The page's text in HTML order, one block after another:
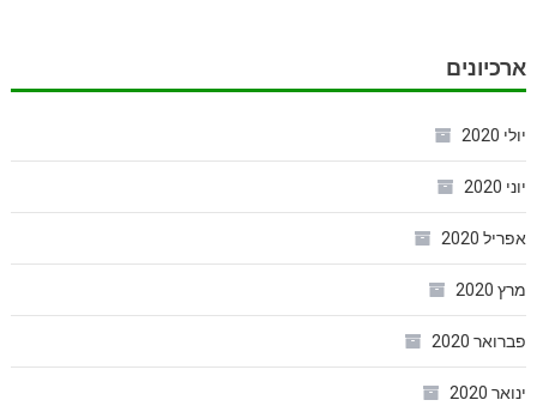
ארכיונים
יולי 2020
יוני 2020
אפריל 2020
מרץ 2020
פברואר 2020
ינואר 2020